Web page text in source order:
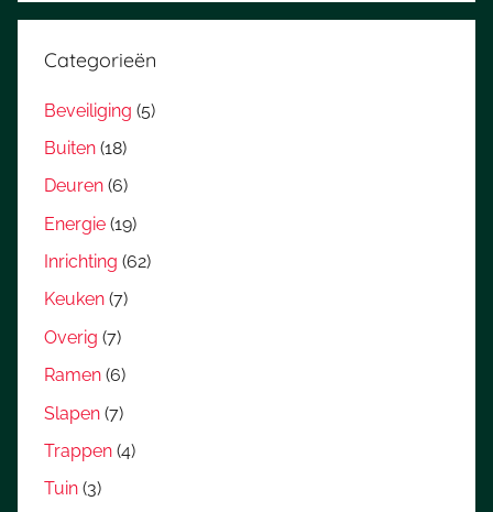
Categorieën
Beveiliging (5)
Buiten (18)
Deuren (6)
Energie (19)
Inrichting (62)
Keuken (7)
Overig (7)
Ramen (6)
Slapen (7)
Trappen (4)
Tuin (3)